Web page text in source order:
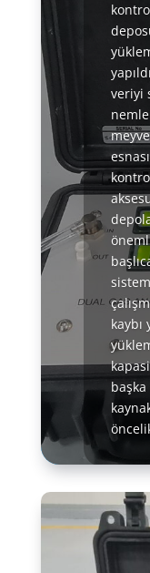
veriyi
kaybı